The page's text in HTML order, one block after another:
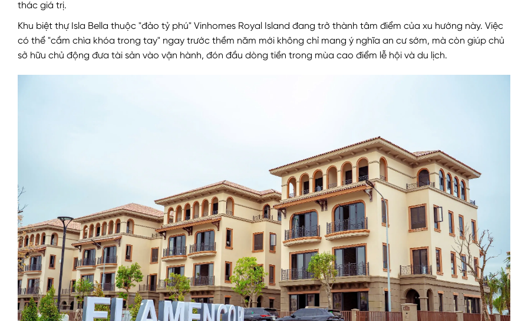
thác giá trị.
Khu biệt thự Isla Bella thuộc "đảo tỷ phú" Vinhomes Royal Island đang trở thành tâm điểm của xu hướng này. Việc
có thể "cầm chìa khóa trong tay" ngay trước thềm năm mới không chỉ mang ý nghĩa an cư sớm, mà còn giúp chủ
sở hữu chủ động đưa tài sản vào vận hành, đón đầu dòng tiền trong mùa cao điểm lễ hội và du lịch.